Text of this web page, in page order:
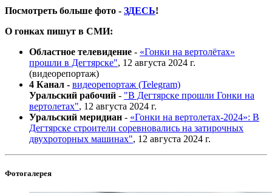
Посмотреть больше фото - ЗДЕСЬ!
О гонках пишут в СМИ:
Областное телевидение - «Гонки на вертолётах»
прошли в Дегтярске", 12 августа 2024 г.
(видеорепортаж)
4 Канал - видеорепортаж (Telegram)
Уральский рабочий - "В Дегтярске прошли Гонки на
вертолетах", 12 августа 2024 г.
Уральский меридиан - «Гонки на вертолетах-2024»: В
Дегтярске строители соревновались на затирочных
двухроторных машинах", 12 августа 2024 г.
Фотогалерея